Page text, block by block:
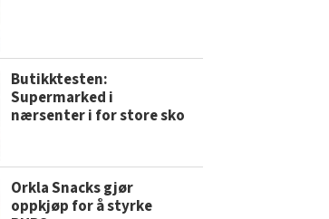
Butikktesten:
Supermarked i
nærsenter i for store sko
Orkla Snacks gjør
oppkjøp for å styrke